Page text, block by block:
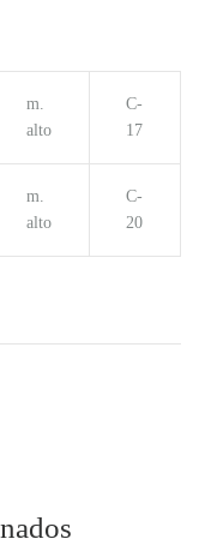
m.
alto
C-
17
m.
alto
C-
20